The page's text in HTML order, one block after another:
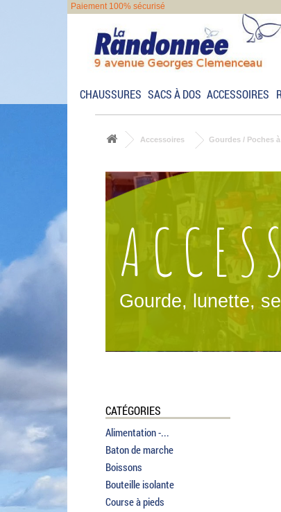
Paiement 100% sécurisé
CHAUSSURES SACS À DOS ACCESSOIRES
Accessoires Gourdes / Poches à
Gourde, lunette,
CATÉGORIES
Alimentation -...
Baton de marche
Boissons
Bouteille isolante
Course à pieds